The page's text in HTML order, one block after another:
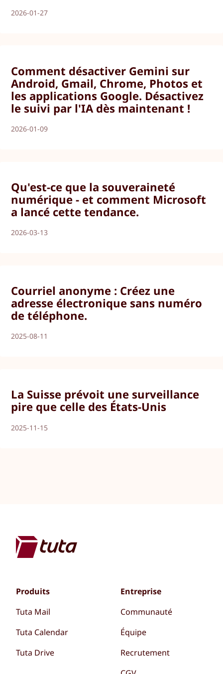
2026-01-27
Comment désactiver Gemini sur
Android, Gmail, Chrome, Photos et
les applications Google. Désactivez
le suivi par l'IA dès maintenant !
2026-01-09
Qu'est-ce que la souveraineté
numérique - et comment Microsoft
a lancé cette tendance.
2026-03-13
Courriel anonyme : Créez une
adresse électronique sans numéro
de téléphone.
2025-08-11
La Suisse prévoit une surveillance
pire que celle des États-Unis
2025-11-15
Produits
Tuta Mail
Tuta Calendar
Tuta Drive
Entreprise
Communauté
Équipe
Recrutement